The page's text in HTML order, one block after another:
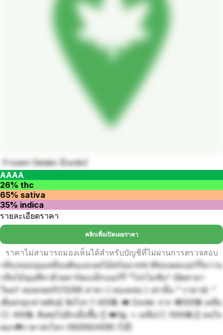
Frozen Gelato (Exotic)
AAAA
26% thc
65% sativa
35% indica
รายละเอียดราคา
คลิกเพื่อเปิดเผยราคา
ราคาไม่สามารถมองเห็นได้สำหรับบัญชีที่ไม่ผ่านการตรวจสอบ
กลิ่น:หอมฉุนเหมือนดินและผลไม้พร้อมรสชาติของผลเบอร์รี่หวาน
กลิ่นไม้ฉุนที่ทาด้วยทาร์ตแบล็กเบอร์รี่ ”โปรโมชั่น“ เปิดสาขา
ใหม่‼️ หมดเขต31/12/66 สาขา ( ทองหล่อ ) เท่านั้น ” ราคา🌼 “
เดือดๆทุกสายพันธุ์ จัดโปร !! 400฿. 👑 Exotic จาก 🚫500฿ เหลือ
👉🏻 400฿. พิเศษไปอีกเมื่อซื้อ [[ 👑3g. > เหลือ👉🏻 1000฿.]] สนใจ
ดอก☘️ราคาส่งโทร 0925924595 (ไอ๊)